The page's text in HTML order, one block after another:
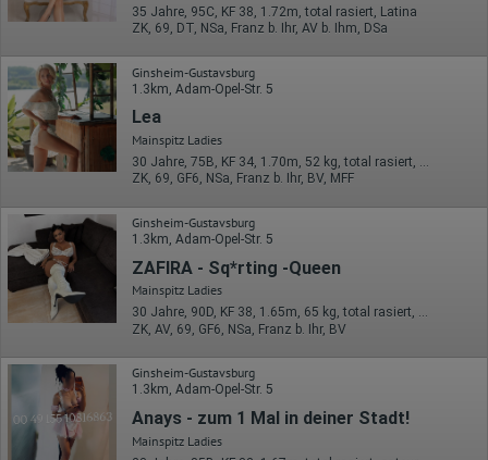
35 Jahre, 95C, KF 38, 1.72m, total rasiert, Latina
ZK, 69, DT, NSa, Franz b. Ihr, AV b. Ihm, DSa
Ginsheim-Gustavsburg
1.3km, Adam-Opel-Str. 5
Lea
Mainspitz Ladies
30 Jahre, 75B, KF 34, 1.70m, 52 kg, total rasiert, deutsch
ZK, 69, GF6, NSa, Franz b. Ihr, BV, MFF
Ginsheim-Gustavsburg
1.3km, Adam-Opel-Str. 5
ZAFIRA - Sq*rting -Queen
Mainspitz Ladies
30 Jahre, 90D, KF 38, 1.65m, 65 kg, total rasiert, osteuropäisch
ZK, AV, 69, GF6, NSa, Franz b. Ihr, BV
Ginsheim-Gustavsburg
1.3km, Adam-Opel-Str. 5
Anays - zum 1 Mal in deiner Stadt!
Mainspitz Ladies